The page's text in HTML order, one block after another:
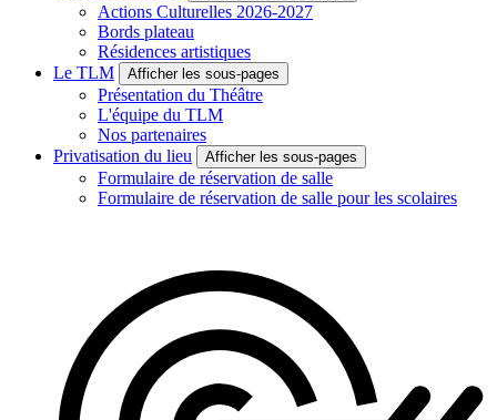
Actions Culturelles 2026-2027
Bords plateau
Résidences artistiques
Le TLM
Afficher les sous-pages
Présentation du Théâtre
L'équipe du TLM
Nos partenaires
Privatisation du lieu
Afficher les sous-pages
Formulaire de réservation de salle
Formulaire de réservation de salle pour les scolaires